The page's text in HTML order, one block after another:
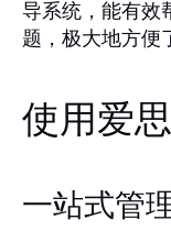
导系统，能有效
题，极大地方便
使用爱
一站式管